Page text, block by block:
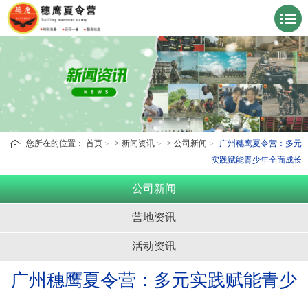
您所在的位置：首页 >新闻资讯 >公司新闻
广州穗鹰夏令营：多元
实践赋能青少年全面成长
公司新闻
营地资讯
活动资讯
广州穗鹰夏令营：多元实践赋能青少